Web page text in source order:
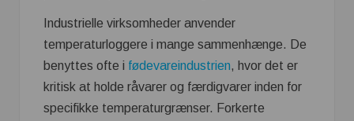
Industrielle virksomheder anvender
temperaturloggere i mange sammenhænge. De
benyttes ofte i fødevareindustrien, hvor det er
kritisk at holde råvarer og færdigvarer inden for
specifikke temperaturgrænser. Forkerte